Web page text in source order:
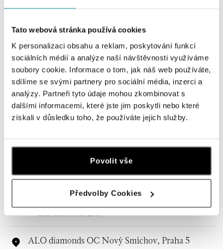
Tato webová stránka používá cookies
K personalizaci obsahu a reklam, poskytování funkcí
sociálních médií a analýze naší návštěvnosti využíváme
soubory cookie. Informace o tom, jak náš web používáte,
sdílíme se svými partnery pro sociální média, inzerci a
analýzy. Partneři tyto údaje mohou zkombinovat s
dalšími informacemi, které jste jim poskytli nebo které
získali v důsledku toho, že používáte jejich služby.
Povolit vše
Předvolby Cookies
Všechny Česko Slovensko
ALO diamonds OC Forum Nová Karolina,
Ostrava
Jantarová 3344/4, 702 00 Ostrava-Moravská Ostrava
dnes otevřeno do 21:00
ALO diamonds OC Nový Smíchov, Praha 5